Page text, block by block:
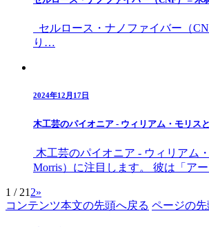
セルロース・ナノファイバー（
り…
2024年12月17日
木工芸のパイオニア - ウィリアム・モリス
木工芸のパイオニア - ウィリアム
Morris）に注目します。 彼は「ア
1 / 21 2»
コンテンツ本文の先頭へ戻る ページの先